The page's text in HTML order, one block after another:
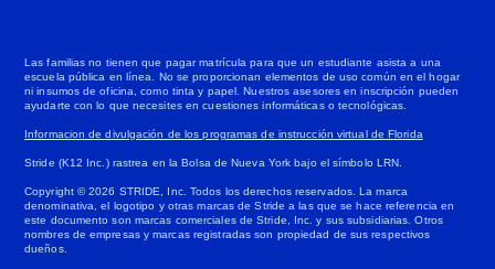
Las familias no tienen que pagar matrícula para que un estudiante asista a una
escuela pública en línea. No se proporcionan elementos de uso común en el hogar
ni insumos de oficina, como tinta y papel. Nuestros asesores en inscripción pueden
ayudarte con lo que necesites en cuestiones informáticas o tecnológicas.
Informacion de divulgación de los programas de instrucción virtual de Florida
Stride (K12 Inc.) rastrea en la Bolsa de Nueva York bajo el símbolo LRN.
Copyright © 2026 STRIDE, Inc. Todos los derechos reservados. La marca
denominativa, el logotipo y otras marcas de Stride a las que se hace referencia en
este documento son marcas comerciales de Stride, Inc. y sus subsidiarias. Otros
nombres de empresas y marcas registradas son propiedad de sus respectivos
dueños.